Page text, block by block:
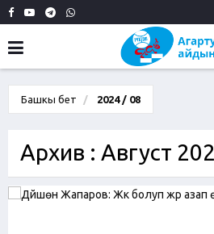
Башкы бет 2024 / 08
Архив : Август